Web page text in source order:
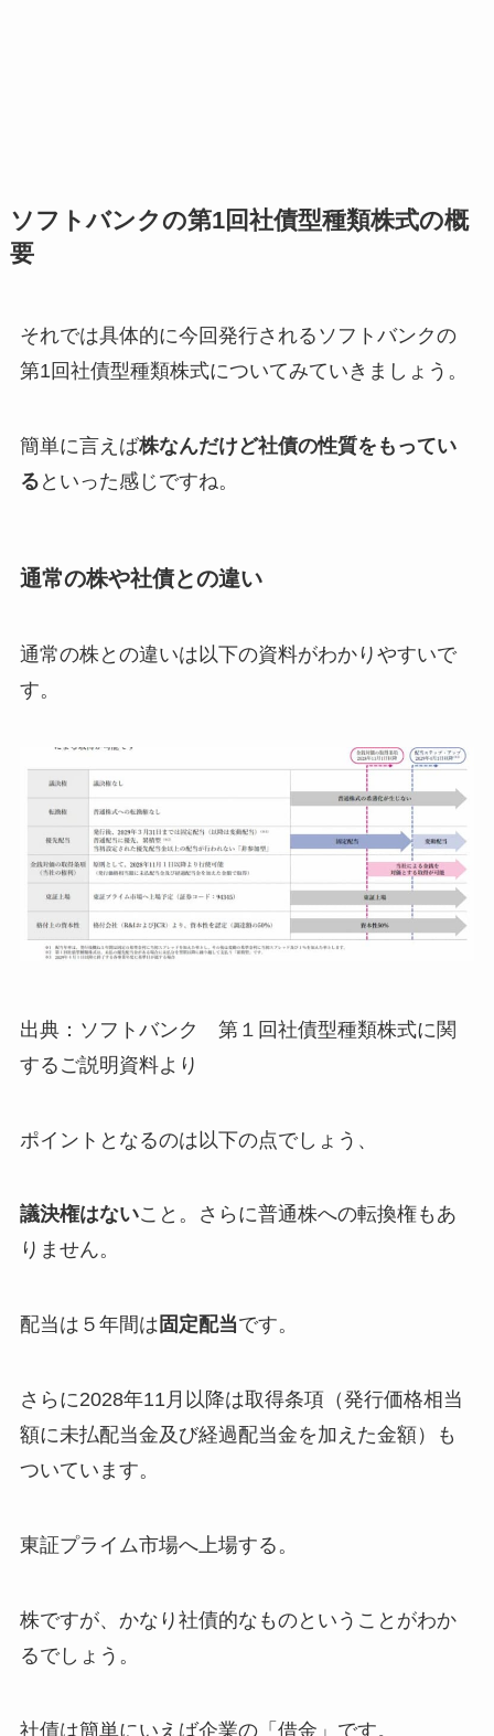
ソフトバンクの第1回社債型種類株式の概
要
それでは具体的に今回発行されるソフトバンクの
第1回社債型種類株式についてみていきましょう。
簡単に言えば株なんだけど社債の性質をもってい
る といった感じですね。
通常の株や社債との違い
通常の株との違いは以下の資料がわかりやすいで
す。
出典：ソフトバンク 第１回社債型種類株式に関
するご説明資料より
ポイントとなるのは以下の点でしょう、
議決権はないこと。さらに普通株への転換権もあ
りません。
配当は５年間は 固定配当です。
さらに2028年11月以降は取得条項（発行価格相当
額に未払配当金及び経過配当金を加えた金額）も
ついています。
東証プライム市場へ上場する。
株ですが、かなり社債的なものということがわか
るでしょう。
社債は簡単にいえば企業の「借金」です。